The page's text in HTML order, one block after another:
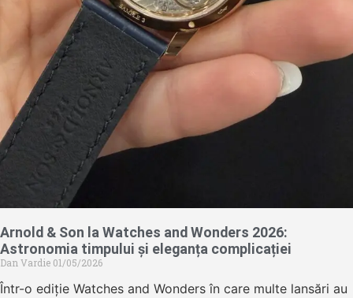
Arnold & Son la Watches and Wonders 2026:
Astronomia timpului și eleganța complicației
Dan Vardie 01/05/2026
Într-o ediție Watches and Wonders în care multe lansări au